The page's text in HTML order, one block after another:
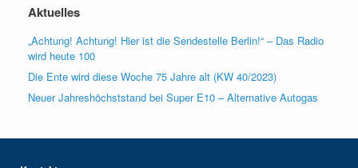
Aktuelles
„Achtung! Achtung! Hier ist die Sendestelle Berlin!“ – Das Radio
wird heute 100
Die Ente wird diese Woche 75 Jahre alt (KW 40/2023)
Neuer Jahreshöchststand bei Super E10 – Alternative Autogas